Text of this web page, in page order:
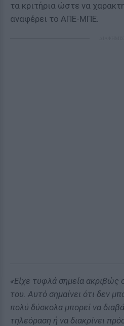
τα κριτήρια ώστε να
αναφέρει το ΑΠΕ-ΜΠΕ.
«Είχε τυφλά σημεία ακριβώς
του. Αυτό σημαίνει ότι δεν
πολύ δύσκολα μπορεί να
τηλεόραση ή να διακρίνει